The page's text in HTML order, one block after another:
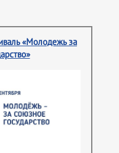
«Молодежь за